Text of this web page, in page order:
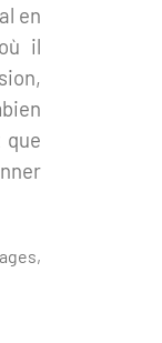
en
il
que